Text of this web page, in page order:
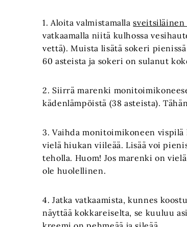
1. Aloita valmistamallasveitsiläinen
vatkaamalla niitä kulhossa
vettä). Muista lisätä sokeri
60 asteista ja sokeri on sulanut
2. Siirrä marenki
kädenlämpöistä (38 asteista).
3. Vaihda monitoimikoneen vispilä
vielä hiukan viileää. Lisää voi
teholla. Huom! Jos marenki on
ole huolellinen.
4. Jatka vatkaamista, kunnes
näyttää kokkareiselta, se kuuluu